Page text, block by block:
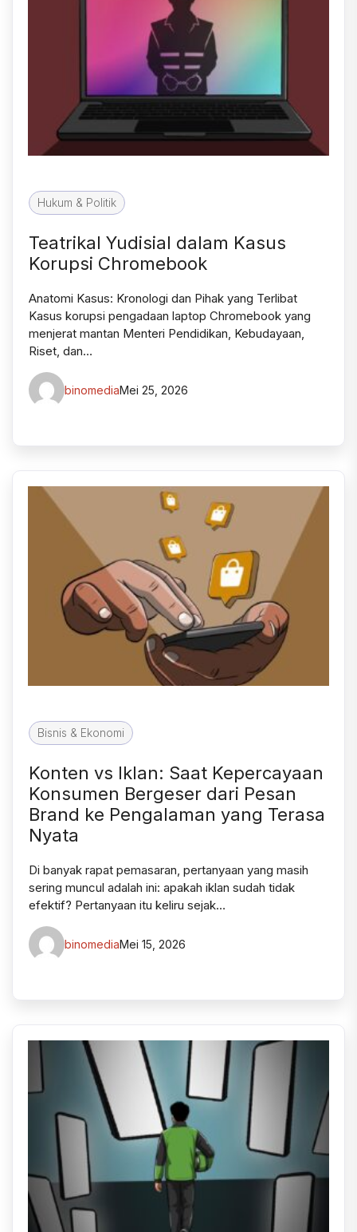
Hukum & Politik
Teatrikal Yudisial dalam Kasus
Korupsi Chromebook
Anatomi Kasus: Kronologi dan Pihak yang Terlibat
Kasus korupsi pengadaan laptop Chromebook yang
menjerat mantan Menteri Pendidikan, Kebudayaan,
Riset, dan…
binomediaMei 25, 2026
Bisnis & Ekonomi
Konten vs Iklan: Saat Kepercayaan
Konsumen Bergeser dari Pesan
Brand ke Pengalaman yang Terasa
Nyata
Di banyak rapat pemasaran, pertanyaan yang masih
sering muncul adalah ini: apakah iklan sudah tidak
efektif? Pertanyaan itu keliru sejak…
binomediaMei 15, 2026